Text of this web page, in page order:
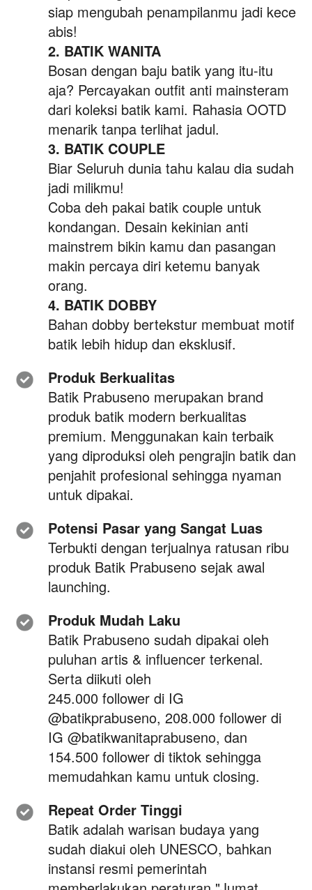
siap mengubah penampilanmu jadi kece
abis!
2. BATIK WANITA
Bosan dengan baju batik yang itu-itu
aja? Percayakan outfit anti mainsteram
dari koleksi batik kami. Rahasia OOTD
menarik tanpa terlihat jadul.
3. BATIK COUPLE
Biar Seluruh dunia tahu kalau dia sudah
jadi milikmu!
Coba deh pakai batik couple untuk
kondangan. Desain kekinian anti
mainstrem bikin kamu dan pasangan
makin percaya diri ketemu banyak
orang.
4. BATIK DOBBY
Bahan dobby bertekstur membuat motif
batik lebih hidup dan eksklusif.
Produk Berkualitas
Batik Prabuseno merupakan brand
produk batik modern berkualitas
premium. Menggunakan kain terbaik
yang diproduksi oleh pengrajin batik dan
penjahit profesional sehingga nyaman
untuk dipakai.
Potensi Pasar yang Sangat Luas
Terbukti dengan terjualnya ratusan ribu
produk Batik Prabuseno sejak awal
launching.
Produk Mudah Laku
Batik Prabuseno sudah dipakai oleh
puluhan artis & influencer terkenal.
Serta diikuti oleh
245.000 follower di IG
@batikprabuseno, 208.000 follower di
IG @batikwanitaprabuseno, dan
154.500 follower di tiktok sehingga
memudahkan kamu untuk closing.
Repeat Order Tinggi
Batik adalah warisan budaya yang
sudah diakui oleh UNESCO, bahkan
instansi resmi pemerintah